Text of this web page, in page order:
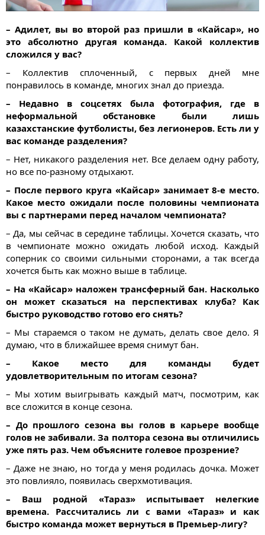
– Адилет, вы во второй раз пришли в «Кайсар», но
это абсолютно другая команда. Какой коллектив
сложился у вас?
– Коллектив сплоченный, с первых дней мне
понравилось в команде, многих знал до приезда.
– Недавно в соцсетях была фотография, где в
неформальной обстановке были лишь
казахстанские футболисты, без легионеров. Есть ли у
вас команде разделения?
– Нет, никакого разделения нет. Все делаем одну работу,
но все по-разному отдыхают.
– После первого круга «Кайсар» занимает 8-е место.
Какое место ожидали после половины чемпионата
вы с партнерами перед началом чемпионата?
– Да, мы сейчас в середине таблицы. Хочется сказать, что
в чемпионате можно ожидать любой исход. Каждый
соперник со своими сильными сторонами, а так всегда
хочется быть как можно выше в таблице.
– На «Кайсар» наложен трансферный бан. Насколько
он может сказаться на перспективах клуба? Как
быстро руководство готово его снять?
– Мы стараемся о таком не думать, делать свое дело. Я
думаю, что в ближайшее время снимут бан.
– Какое место для команды будет
удовлетворительным по итогам сезона?
– Мы хотим выигрывать каждый матч, посмотрим, как
все сложится в конце сезона.
– До прошлого сезона вы голов в карьере вообще
голов не забивали. За полтора сезона вы отличились
уже пять раз. Чем объясните голевое прозрение?
– Даже не знаю, но тогда у меня родилась дочка. Может
это повлияло, появилась сверхмотивация.
– Ваш родной «Тараз» испытывает нелегкие
времена. Рассчитались ли с вами «Тараз» и как
быстро команда может вернуться в Премьер-лигу?